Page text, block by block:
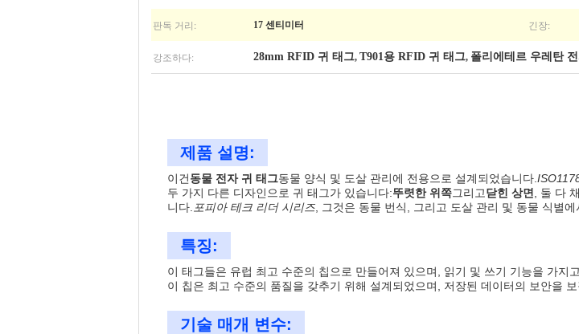
판독 거리: 17 센티미터 긴장:
강조하다: 28mm RFID 귀 태그, T901용 RFID 귀 태그, 폴리에테르 우레탄
제품 설명:
이건동물 전자 귀 태그동물 양식 및 도살 관리에 전용으로 설계되었습니다.
두 가지 다른 디자인으로 귀 태그가 있습니다:뚜렷한 위쪽그리고닫힌 상면 , 둘 다
니다. 포피아 테크 리더 시리즈 , 그것은 동물 번식, 그리고 도살 관리 및 동물 식별
특징:
이 태그들은 유럽 최고 수준의 칩으로 만들어져 있으며, 읽기 및 쓰기 기능을 가지
이 칩은 최고 수준의 품질을 갖추기 위해 설계되었으며, 저장된 데이터의 보안을
기술 매개 변수: